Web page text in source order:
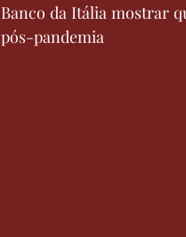
Banco da Itália mostrar
pós-pandemia